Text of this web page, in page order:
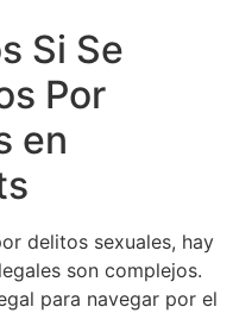
Si Se
Por
en
delitos sexuales, hay
son complejos.
para navegar por el